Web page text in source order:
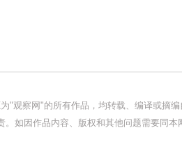
"观察网"的所有作品，均转载、编译或摘
。如因作品内容、版权和其他问题需要同本